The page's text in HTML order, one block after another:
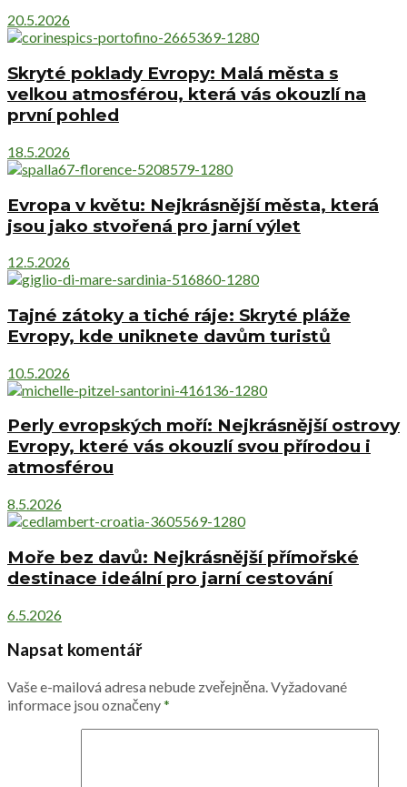
20.5.2026
Skryté poklady Evropy: Malá města s
velkou atmosférou, která vás okouzlí na
první pohled
18.5.2026
Evropa v květu: Nejkrásnější města, která
jsou jako stvořená pro jarní výlet
12.5.2026
Tajné zátoky a tiché ráje: Skryté pláže
Evropy, kde uniknete davům turistů
10.5.2026
Perly evropských moří: Nejkrásnější ostrovy
Evropy, které vás okouzlí svou přírodou i
atmosférou
8.5.2026
Moře bez davů: Nejkrásnější přímořské
destinace ideální pro jarní cestování
6.5.2026
Napsat komentář
Vaše e-mailová adresa nebude zveřejněna.Vyžadované
informace jsou označeny*